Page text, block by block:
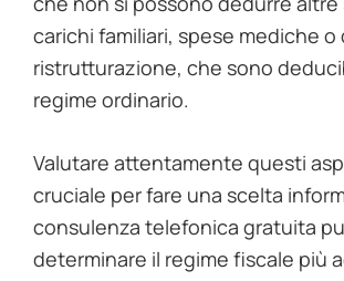
carichi familiari, spese mediche o
ristrutturazione, che sono
regime ordinario.
Valutare attentamente questi
cruciale per fare una scelta
consulenza telefonica gratuita
determinare il regime fiscale più